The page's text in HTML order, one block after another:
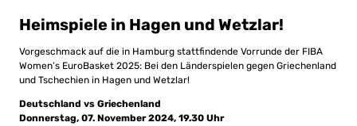
Heimspiele in Hagen und Wetzlar!
Vorgeschmack auf die in Hamburg stattfindende Vorrunde der FIBA
Women’s EuroBasket 2025: Bei den Länderspielen gegen Griechenland
und Tschechien in Hagen und Wetzlar!
Deutschland vs Griechenland
Donnerstag, 07. November 2024, 19.30 Uhr